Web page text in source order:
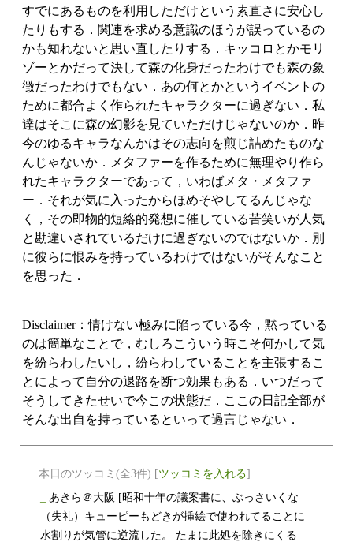
すでにあるものを利用しただけという素直さに安心し
たりもする．関連を求める意識のほうが誤っているの
かも知れないと思い直したりする．キッコロとかモリ
ゾーとかだって決して森の化身だったわけでも森の象
徴だったわけでもない．あの何とかというイベントの
ために都合よく作られたキャラクターに過ぎない．私
達はそこに森の幻影を見ていただけじゃないのか．昨
今のゆるキャラなんかはその志向を煎じ詰めたものな
んじゃないか．メタファーを作るために無理やり作ら
れたキャラクターであって，いわばメタ・メタファ
ー．それが気に入ったからほめそやしてるんじゃな
く，その即物的短絡的発想に催している苦笑いが人気
と勘違いされているだけに過ぎないのではないか．別
に彼らに恨みを持っているわけではないがそんなこと
を思った．
Disclaimer：情けない極みに陥っている今，黙っている
のは簡単なことで，むしろこういう時こそ何かして気
を紛らわしたいし，紛らわしていることを主張するこ
とによって自分の退路を断つ効果もある．いつだって
そうしてきたせいで今この状態だ．ここの日記全部が
そんな出自を持っているといって過言じゃない．
本日のツッコミ(全3件) [ツッコミを入れる]
あきら＠大阪 [昭和十年の議案書に、ぶっさいくな
（失礼）キューピーもどきが挿絵で使われてることに
水割りが気管に逆流した。 たまに此処を除きにくる